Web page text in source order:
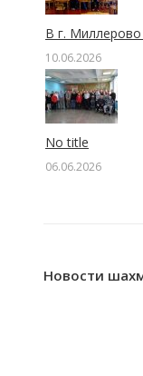
В г.
10.06.2026
No title
06.06.2026
Новости